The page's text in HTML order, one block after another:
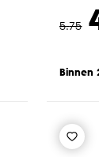
5.75
Binnen